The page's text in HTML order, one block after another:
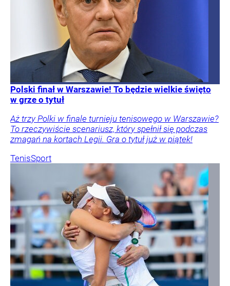
Polski finał w Warszawie! To będzie wielkie święto
w grze o tytuł
Aż trzy Polki w finale turnieju tenisowego w Warszawie?
To rzeczywiście scenariusz, który spełnił się podczas
zmagań na kortach Legii. Gra o tytuł już w piątek!
TenisSport